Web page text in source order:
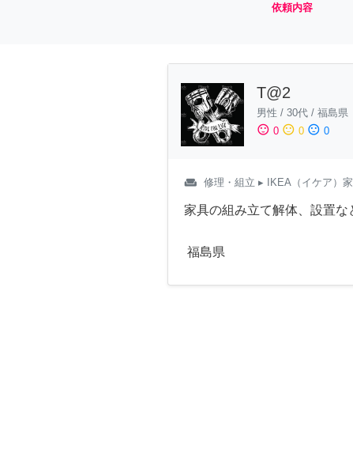
依頼内容
T@2
男性 / 30代 / 福島県
sentiment_satisfied 0 sentiment_neutral 0 sentiment_dissatisfied 0
weekend 修理・組立 ▸ IKEA（イケア）
家具の組み立て解体、設置な
福島県